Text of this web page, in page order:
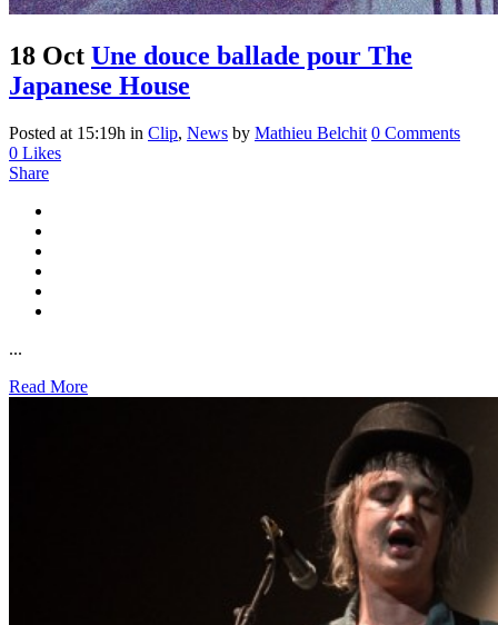
18 Oct Une douce ballade pour The
Japanese House
Posted at 15:19h in Clip, News by Mathieu Belchit 0 Comments
0 Likes
Share
...
Read More